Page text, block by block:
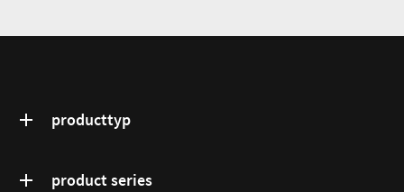
producttyp
product series